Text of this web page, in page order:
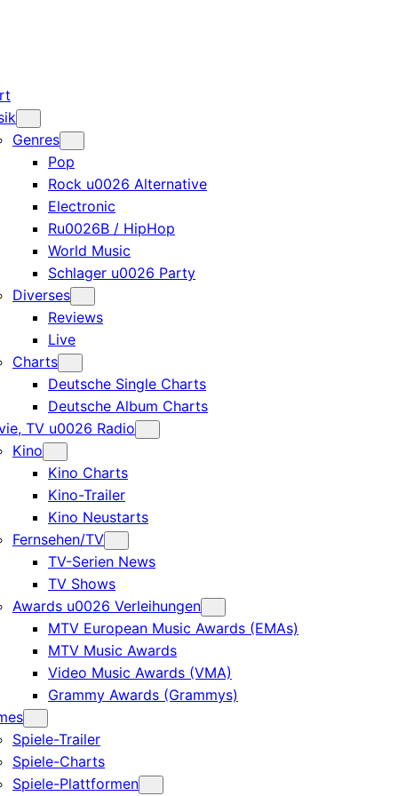
Genres
Pop
Rock u0026 Alternative
Electronic
Ru0026B / HipHop
World Music
Schlager u0026 Party
Diverses
Reviews
Live
Charts
Deutsche Single Charts
Deutsche Album Charts
TV u0026 Radio
Kino
Kino Charts
Kino-Trailer
Kino Neustarts
Fernsehen/TV
TV-Serien News
TV Shows
Awards u0026 Verleihungen
MTV European Music Awards (EMAs)
MTV Music Awards
Video Music Awards (VMA)
Grammy Awards (Grammys)
Spiele-Trailer
Spiele-Charts
Spiele-Plattformen